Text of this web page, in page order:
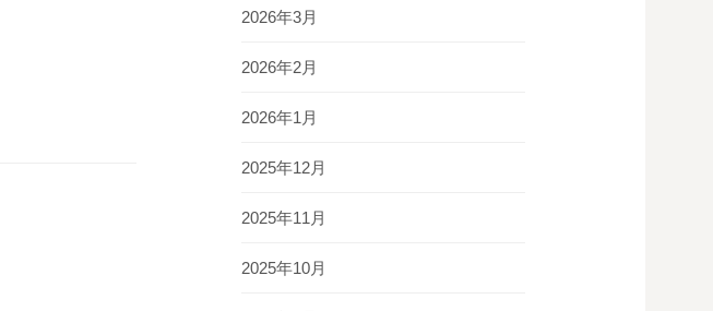
2026年3月
2026年2月
2026年1月
2025年12月
2025年11月
2025年10月